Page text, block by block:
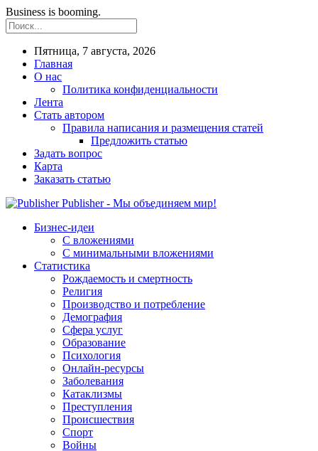
Business is booming.
Пятница, 7 августа, 2026
Главная
О нас
Политика конфиденциальности
Лента
Стать автором
Правила написания и размещения статей
Предложить статью
Задать вопрос
Карта
Заказать статью
Publisher - Мы объединяем мир!
Бизнес-идеи
С вложениями
С минимальными вложениями
Статистика
Рождаемость и смертность
Религия
Производство и потребление
Демография
Сфера услуг
Образование
Психология
Онлайн-ресурсы
Заболевания
Катаклизмы
Преступления
Происшествия
Спорт
Войны